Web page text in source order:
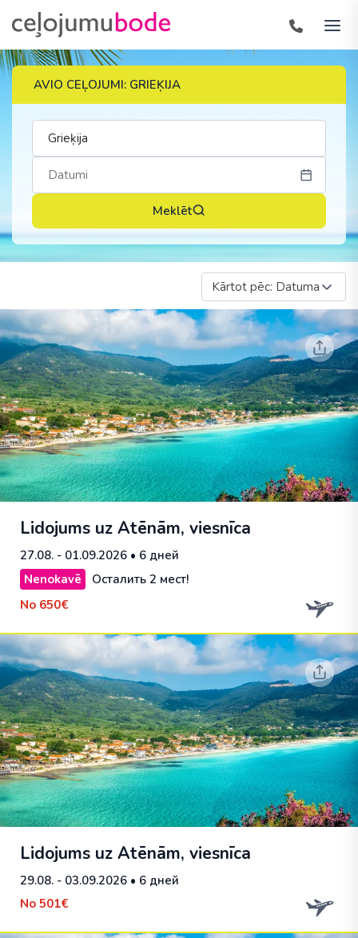
AVIO CEĻOJUMI: GRIEĶIJA
Meklēt
Kārtot pēc: Datuma
Lidojums uz Atēnām, viesnīca
27.08. - 01.09.2026 • 6 дней
Nenokavē
Осталить 2 мест!
No 650€
Lidojums uz Atēnām, viesnīca
29.08. - 03.09.2026 • 6 дней
No 501€